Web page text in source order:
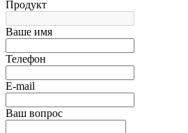
Продукт
Ваше имя
Телефон
E-mail
Ваш вопрос